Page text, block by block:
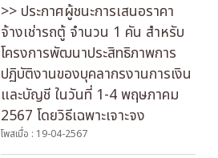
>> ประกาศผู้ชนะการเสนอราคา
จ้างเช่ารถตู้ จำนวน 1 คัน สำหรับ
โครงการพัฒนาประสิทธิภาพการ
ปฏิบัติงานของบุคลากรงานการเงิน
และบัญชี ในวันที่ 1-4 พฤษภาคม
2567 โดยวิธีเฉพาะเจาะจง
โพสเมื่อ : 19-04-2567